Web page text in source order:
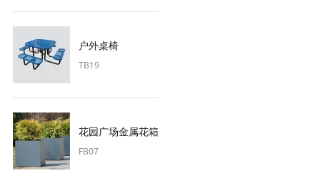
户外桌椅
TB19
花园广场金属花箱
FB07